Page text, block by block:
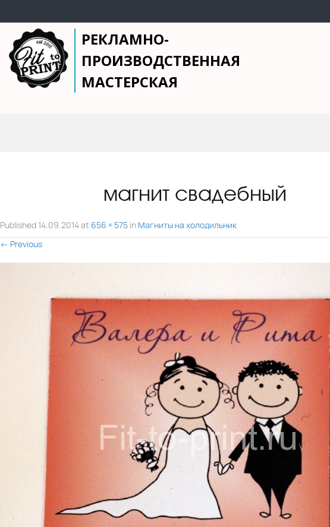
РЕКЛАМНО-
ПРОИЗВОДСТВЕННАЯ
МАСТЕРСКАЯ
магнит свадебный
Published 14.09.2014at 656 × 575 in Магниты на холодильник
← Previous